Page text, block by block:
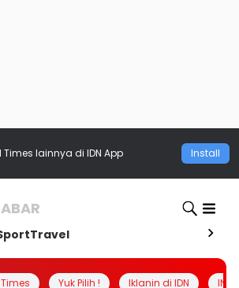
Times lainnya di IDN App Install
Travel
Yuk Pilih ! Iklanin di IDN